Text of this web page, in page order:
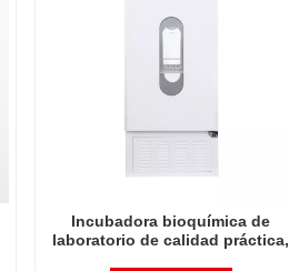
Incubadora bioquímica de
laboratorio de calidad práctica,